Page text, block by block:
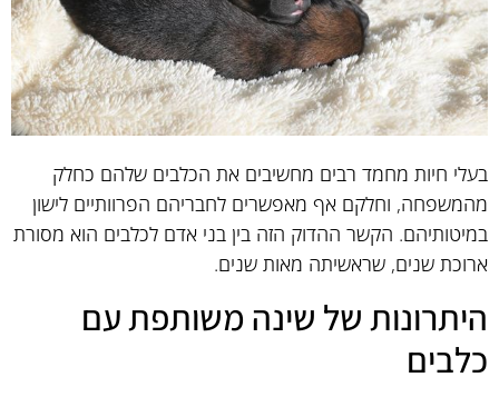
בעלי חיות מחמד רבים מחשיבים את הכלבים שלהם כחלק
מהמשפחה, וחלקם אף מאפשרים לחבריהם הפרוותיים לישון
במיטותיהם. הקשר ההדוק הזה בין בני אדם לכלבים הוא מסורת
ארוכת שנים, שראשיתה מאות שנים.
היתרונות של שינה משותפת עם
כלבים